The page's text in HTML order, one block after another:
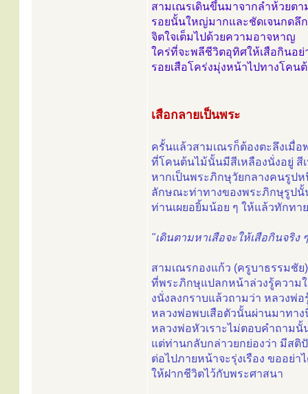
สามเณรเดินขึ้นมาจากลำห้วยตา
รอยนั้นใหญ่มากและชัดเจนกดลึ
จิตใจเต็มไปด้วยความอาจหาญ
ใคร่ที่จะพลีชีวิตอุทิศให้เสือกินอย่
รอยเสือโคร่งมุ่งหน้าไปทางโค
เสือกลายเป็นพระ
ครั้นแล้วสามเณรก็ต้องตะลึงเมื่อ
ที่โคนต้นไม้นั้นมีสีเหลืองนั่งอยู่ สี
หากเป็นพระภิกษุวัยกลางคนรูป
ลักษณะท่าทางของพระภิกษุรูปนั้
ท่านเผยอยิ้มน้อย ๆ ให้แล้วทักทา
"เดินตามหาเสือจะให้เสือกินจริง
สามเณรกองแก้ว (ครูบาธรรมชัย
ที่พระภิกษุแปลกหน้าล่วงรู้ความ
งนั่งลงกราบแล้วถามว่า หลวงพ่อ
หลวงพ่อพบเสือตัวนั้นผ่านมาทาง
หลวงพ่อหัวเราะไม่ตอบคำถามนั้
แต่ท่านกลับกล่าวยกย่องว่า มีส
ต่อไปภายหน้าจะรุ่งเรือง ขออย่า
ให้ฝากชีวิตไว้กับพระศาสนา